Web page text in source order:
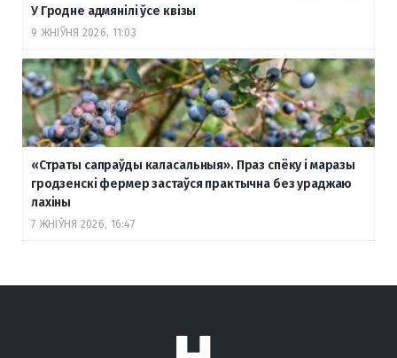
У Гродне адмянілі ўсе квізы
9 ЖНІЎНЯ 2026, 11:03
«Страты сапраўды каласальныя». Праз спёку і маразы
гродзенскі фермер застаўся практычна без ураджаю
лахіны
7 ЖНІЎНЯ 2026, 16:47